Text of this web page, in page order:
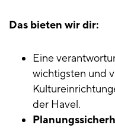
Das bieten wir dir:
Eine
wichtigsten und
der Havel.